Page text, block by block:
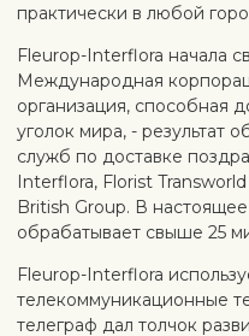
практически в любой
Fleurop-Interflora начала
Международная
организация, способная
уголок мира, - результат
служб по доставке
Interflora, Florist
British Group. В
обрабатывает свыше 25
Fleurop-Interflora
телекоммуникационные
телеграф дал толчок